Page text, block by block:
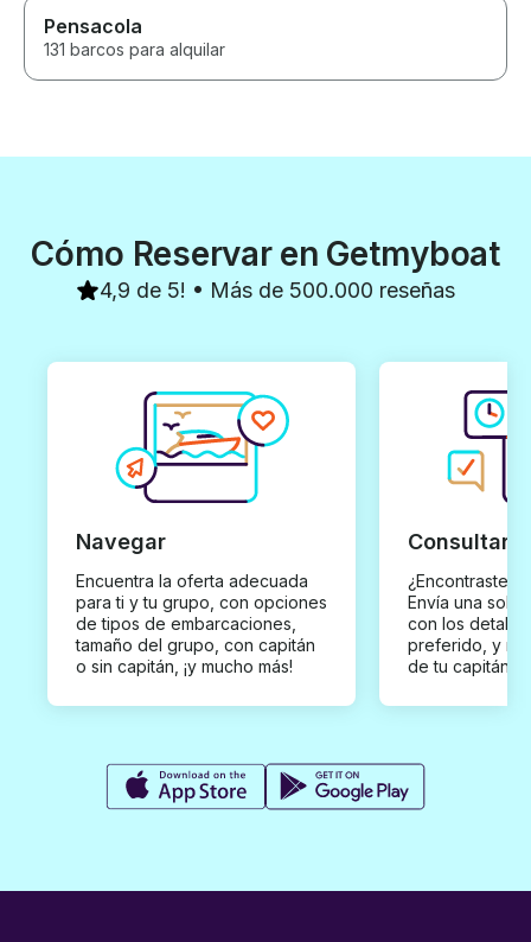
Pensacola
131 barcos para alquilar
Cómo Reservar en Getmyboat
4,9 de 5! • Más de 500.000 reseñas
Navegar
Encuentra la oferta adecuada
para ti y tu grupo, con opciones
de tipos de embarcaciones,
tamaño del grupo, con capitán
o sin capitán, ¡y mucho más!
Consultar
¿Encontraste
Envía una
con los
preferido, y
de tu capitán